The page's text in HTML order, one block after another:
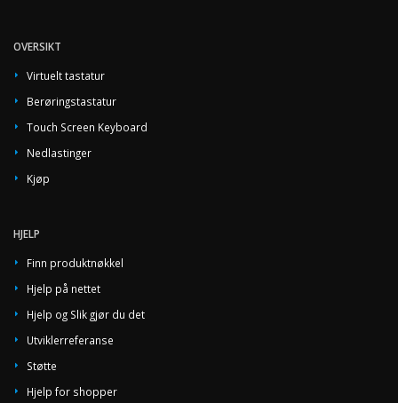
OVERSIKT
Virtuelt tastatur
Berøringstastatur
Touch Screen Keyboard
Nedlastinger
Kjøp
HJELP
Finn produktnøkkel
Hjelp på nettet
Hjelp og Slik gjør du det
Utviklerreferanse
Støtte
Hjelp for shopper